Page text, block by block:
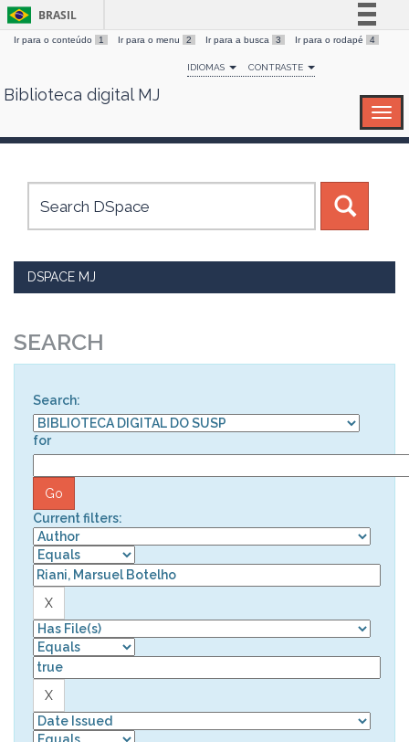
Skip
BRASIL
Simplifique!
Comunica BR
Canais
Ir para o conteúdo 1 Ir para o menu 2 Ir para a busca 3 Ir para o rodapé 4
IDIOMAS CONTRASTE
Biblioteca digital MJ
DSPACE MJ
SEARCH
Search:
for
Current filters: